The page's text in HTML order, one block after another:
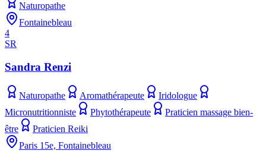
Naturopathe
Fontainebleau
4
SR
Sandra Renzi
Naturopathe Aromathérapeute
Iridologue
Micronutritionniste
Phytothérapeute
Praticien massage bien-
être
Praticien Reiki
Paris 15e, Fontainebleau